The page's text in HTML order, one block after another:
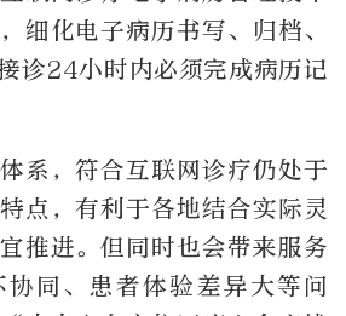
细化电子病历书写、归档、
诊24小时内必须完成病历记
系，符合互联网诊疗仍处于
点，有利于各地结合实际灵
推进。但同时也会带来服务
同、患者体验差异大等问